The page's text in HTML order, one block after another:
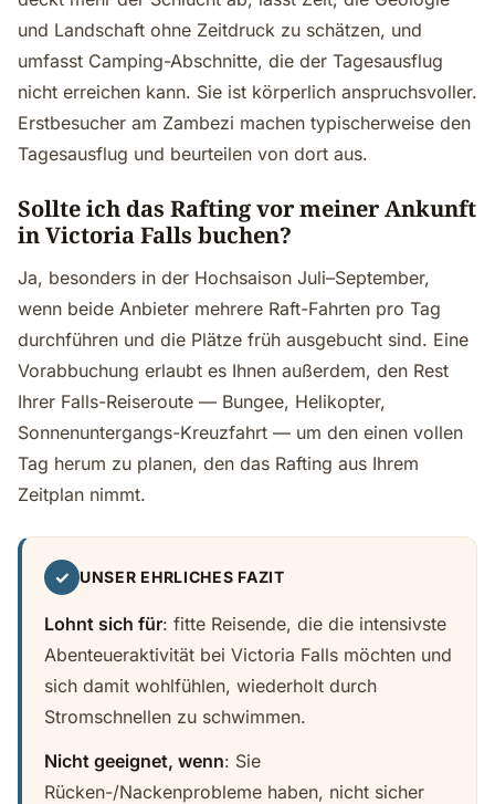
und Landschaft ohne Zeitdruck zu schätzen, und
umfasst Camping-Abschnitte, die der Tagesausflug
nicht erreichen kann. Sie ist körperlich anspruchsvoller.
Erstbesucher am Zambezi machen typischerweise den
Tagesausflug und beurteilen von dort aus.
Sollte ich das Rafting vor meiner Ankunft
in Victoria Falls buchen?
Ja, besonders in der Hochsaison Juli–September,
wenn beide Anbieter mehrere Raft-Fahrten pro Tag
durchführen und die Plätze früh ausgebucht sind. Eine
Vorabbuchung erlaubt es Ihnen außerdem, den Rest
Ihrer Falls-Reiseroute — Bungee, Helikopter,
Sonnenuntergangs-Kreuzfahrt — um den einen vollen
Tag herum zu planen, den das Rafting aus Ihrem
Zeitplan nimmt.
✓ UNSER EHRLICHES FAZIT
Lohnt sich für: fitte Reisende, die die intensivste
Abenteueraktivität bei Victoria Falls möchten und
sich damit wohlfühlen, wiederholt durch
Stromschnellen zu schwimmen.
Nicht geeignet, wenn: Sie
Rücken-/Nackenprobleme haben, nicht sicher